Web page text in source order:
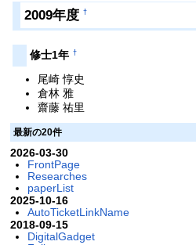
2009年度 †
修士1年 †
尾崎 惇史
倉林 雅
齋藤 祐里
最新の20件
2026-03-30
FrontPage
Researches
paperList
2025-10-16
AutoTicketLinkName
2018-09-15
DigitalGadget